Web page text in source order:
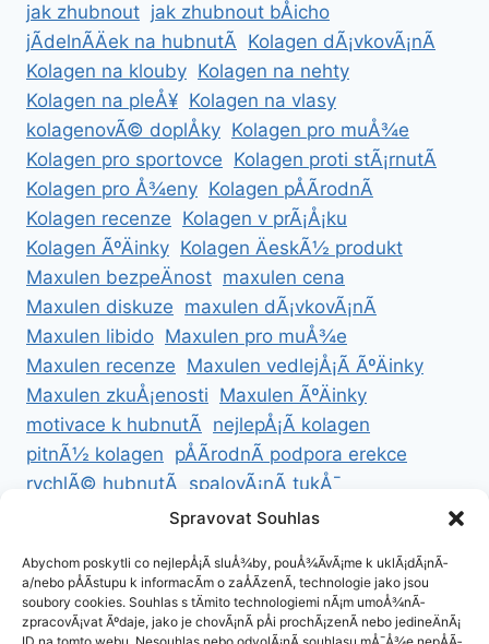
jak zhubnout jak zhubnout bÅicho
jÃ­delnÃ­Äek na hubnutÃ­ Kolagen dÃ¡vkovÃ¡nÃ­
Kolagen na klouby Kolagen na nehty
Kolagen na pleÅ¥ Kolagen na vlasy
kolagenovÃ© doplÅky Kolagen pro muÅ¾e
Kolagen pro sportovce Kolagen proti stÃ¡rnutÃ­
Kolagen pro Å¾eny Kolagen pÅÃ­rodnÃ­
Kolagen recenze Kolagen v prÃ¡Å¡ku
Kolagen ÃºÄinky Kolagen ÄeskÃ½ produkt
Maxulen bezpeÄnost maxulen cena
Maxulen diskuze maxulen dÃ¡vkovÃ¡nÃ­
Maxulen libido Maxulen pro muÅ¾e
Maxulen recenze Maxulen vedlejÅ¡Ã­ ÃºÄinky
Maxulen zkuÅ¡enosti Maxulen ÃºÄinky
motivace k hubnutÃ­ nejlepÅ¡Ã­ kolagen
pitnÃ½ kolagen pÅÃ­rodnÃ­ podpora erekce
rychlÃ© hubnutÃ­ spalovÃ¡nÃ­ tukÅ¯
ZdravÃ© hubnutÃ­ ZdravÃ© recepty na hubnutÃ­
Spravovat Souhlas
Abychom poskytli co nejlepÅ¡Ã­ sluÅ¾by, pouÅ¾Ã­vÃ¡me k uklÃ¡dÃ¡nÃ­
a/nebo pÅÃ­stupu k informacÃ­m o zaÅÃ­zenÃ­, technologie jako jsou
soubory cookies. Souhlas s tÄmito technologiemi nÃ¡m umoÅ¾nÃ­
zpracovÃ¡vat Ãºdaje, jako je chovÃ¡nÃ­ pÅi prochÃ¡zenÃ­ nebo jedineÄnÃ¡